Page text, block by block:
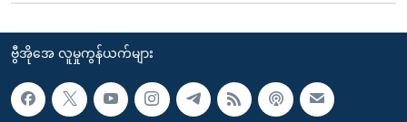
ဗွီအိုအေ လူမှုကွန်ယက်များ